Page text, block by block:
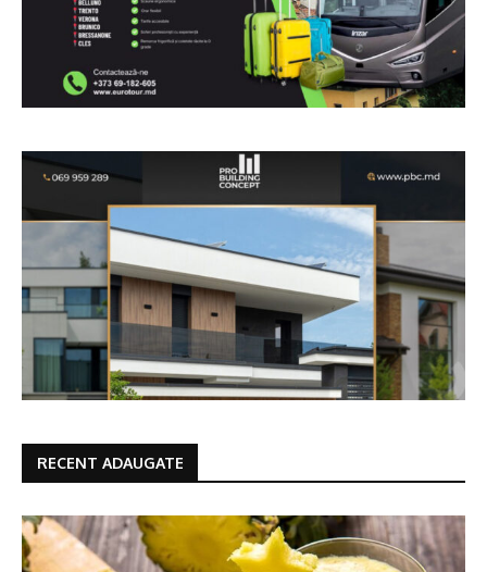
RECENT ADAUGATE